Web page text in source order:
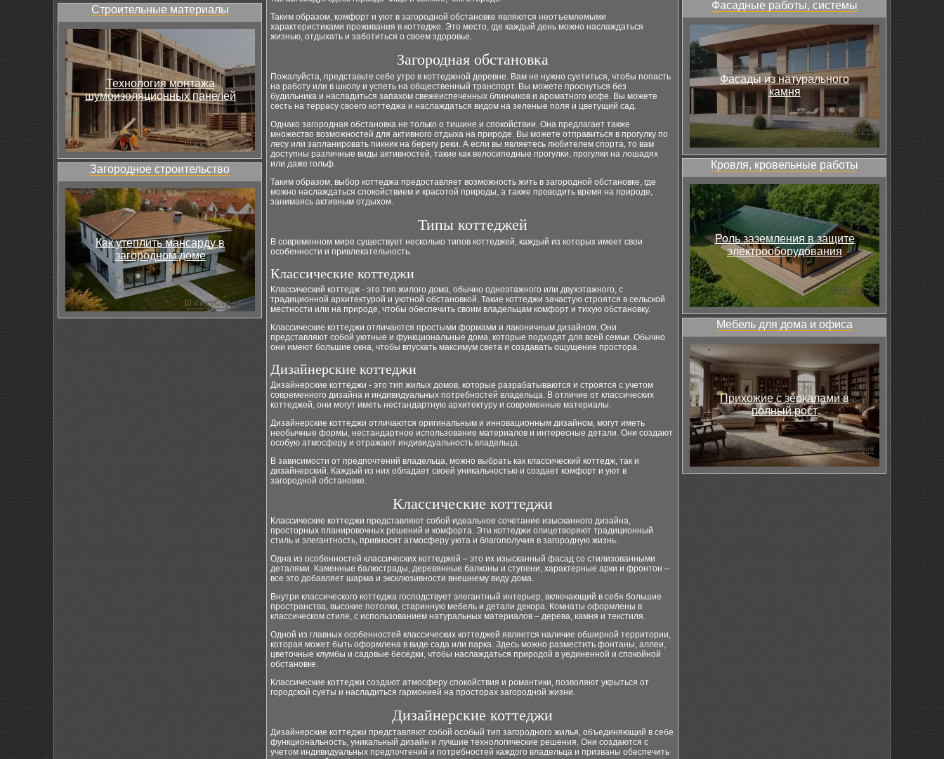
Строительные материалы
Технология монтажа
шумоизоляционных панелей
Загородное строительство
Как утеплить мансарду в
загородном доме
Таким образом, комфорт и уют в загородной обстановке являются неотъемлемыми
характеристиками проживания в коттедже. Это место, где каждый день можно наслаждаться
жизнью, отдыхать и заботиться о своем здоровье.
Загородная обстановка
Пожалуйста, представьте себе утро в коттеджной деревне. Вам не нужно суетиться, чтобы попасть
на работу или в школу и успеть на общественный транспорт. Вы можете проснуться без
будильника и насладиться запахом свежеиспеченных блинчиков и ароматного кофе. Вы можете
сесть на террасу своего коттеджа и наслаждаться видом на зеленые поля и цветущий сад.
Однако загородная обстановка не только о тишине и спокойствии. Она предлагает также
множество возможностей для активного отдыха на природе. Вы можете отправиться в прогулку по
лесу или запланировать пикник на берегу реки. А если вы являетесь любителем спорта, то вам
доступны различные виды активностей, такие как велосипедные прогулки, прогулки на лошадях
или даже гольф.
Таким образом, выбор коттеджа предоставляет возможность жить в загородной обстановке, где
можно наслаждаться спокойствием и красотой природы, а также проводить время на природе,
занимаясь активным отдыхом.
Типы коттеджей
В современном мире существует несколько типов коттеджей, каждый из которых имеет свои
особенности и привлекательность.
Классические коттеджи
Классический коттедж - это тип жилого дома, обычно одноэтажного или двухэтажного, с
традиционной архитектурой и уютной обстановкой. Такие коттеджи зачастую строятся в сельской
местности или на природе, чтобы обеспечить своим владельцам комфорт и тихую обстановку.
Классические коттеджи отличаются простыми формами и лаконичным дизайном. Они
представляют собой уютные и функциональные дома, которые подходят для всей семьи. Обычно
они имеют большие окна, чтобы впускать максимум света и создавать ощущение простора.
Дизайнерские коттеджи
Дизайнерские коттеджи - это тип жилых домов, которые разрабатываются и строятся с учетом
современного дизайна и индивидуальных потребностей владельца. В отличие от классических
коттеджей, они могут иметь нестандартную архитектуру и современные материалы.
Дизайнерские коттеджи отличаются оригинальным и инновационным дизайном, могут иметь
необычные формы, нестандартное использование материалов и интересные детали. Они создают
особую атмосферу и отражают индивидуальность владельца.
В зависимости от предпочтений владельца, можно выбрать как классический коттедж, так и
дизайнерский. Каждый из них обладает своей уникальностью и создает комфорт и уют в
загородной обстановке.
Классические коттеджи
Классические коттеджи представляют собой идеальное сочетание изысканного дизайна,
просторных планировочных решений и комфорта. Эти коттеджи олицетворяют традиционный
стиль и элегантность, привносят атмосферу уюта и благополучия в загородную жизнь.
Одна из особенностей классических коттеджей – это их изысканный фасад со стилизованными
деталями. Каменные балюстрады, деревянные балконы и ступени, характерные арки и фронтон –
все это добавляет шарма и эксклюзивности внешнему виду дома.
Внутри классического коттеджа господствует элегантный интерьер, включающий в себя большие
пространства, высокие потолки, старинную мебель и детали декора. Комнаты оформлены в
классическом стиле, с использованием натуральных материалов – дерева, камня и текстиля.
Одной из главных особенностей классических коттеджей является наличие обширной территории,
которая может быть оформлена в виде сада или парка. Здесь можно разместить фонтаны, аллеи,
цветочные клумбы и садовые беседки, чтобы наслаждаться природой в уединенной и спокойной
обстановке.
Классические коттеджи создают атмосферу спокойствия и романтики, позволяют укрыться от
городской суеты и насладиться гармонией на просторах загородной жизни.
Дизайнерские коттеджи
Дизайнерские коттеджи представляют собой особый тип загородного жилья, объединяющий в себе
функциональность, уникальный дизайн и лучшие технологические решения. Они создаются с
учетом индивидуальных предпочтений и потребностей каждого владельца и призваны обеспечить
Фасадные работы, системы
Фасады из натурального
камня
Кровля, кровельные работы
Роль заземления в защите
электрооборудования
Мебель для дома и офиса
Прихожие с зеркалами в
полный рост